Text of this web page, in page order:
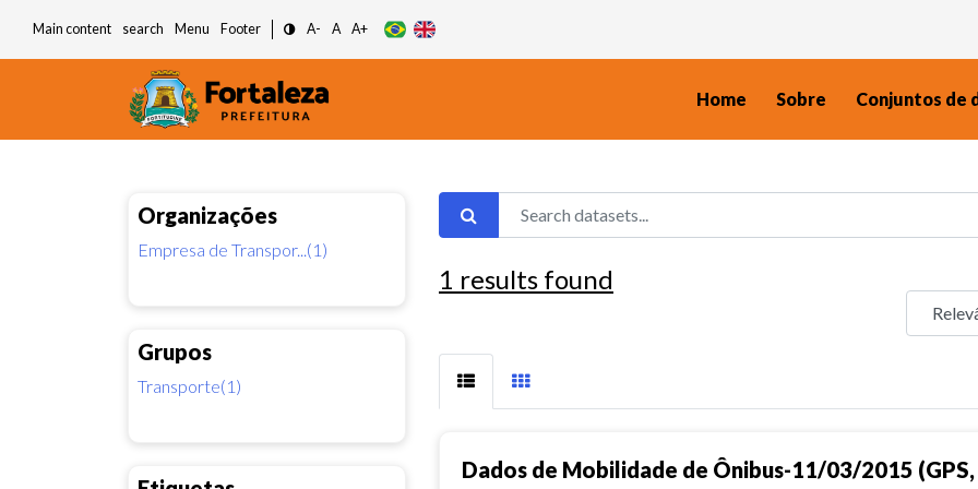
Main content search Menu Footer A- A A+
Home Sobre Conjuntos de
Organizações
Empresa de Transpor...(1)
Grupos
Transporte(1)
1 results found
Dados de Mobilidade de Ônibus-11/03/2015